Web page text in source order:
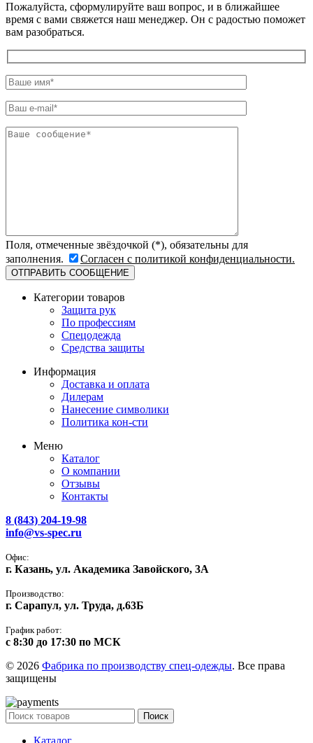
Пожалуйста, сформулируйте ваш вопрос, и в ближайшее
время с вами свяжется наш менеджер. Он с радостью поможет
вам разобраться.
Поля, отмеченные звёздочкой (*), обязательны для
заполнения.
Согласен с политикой конфиденциальности.
Категории товаров
Защита рук
По профессиям
Спецодежда
Средства защиты
Информация
Доставка и оплата
Дилерам
Нанесение символики
Политика кон-сти
Меню
Каталог
О компании
Отзывы
Контакты
8 (843) 204-19-98
info@vs-spec.ru
Офис:
г. Казань, ул. Академика Завойского, 3А
Производство:
г. Сарапул, ул. Труда, д.63Б
График работ:
с 8:30 до 17:30 по МСК
© 2026 Фабрика по производству спец-одежды. Все права
защищены
Поиск
Каталог